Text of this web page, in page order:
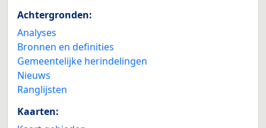
Achtergronden:
Analyses
Bronnen en definities
Gemeentelijke herindelingen
Nieuws
Ranglijsten
Kaarten: